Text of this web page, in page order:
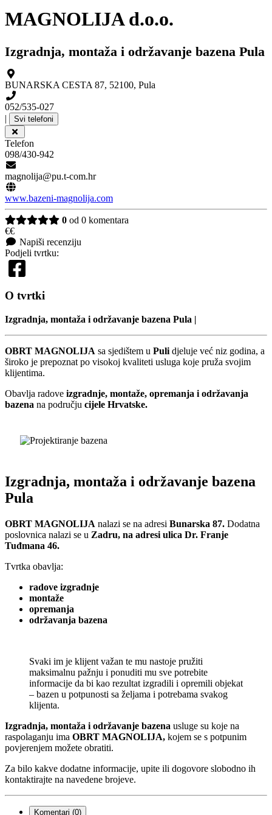
MAGNOLIJA d.o.o.
Izgradnja, montaža i održavanje bazena Pula
BUNARSKA CESTA 87, 52100, Pula
052/535-027
|
Svi telefoni
Telefon
098/430-942
magnolija@pu.t-com.hr
www.bazeni-magnolija.com
0 od 0 komentara
€€
Napiši recenziju
Podjeli tvrtku:
O tvrtki
Izgradnja, montaža i održavanje bazena Pula |
OBRT MAGNOLIJA sa sjedištem u Puli djeluje već niz godina, a
široko je prepoznat po visokoj kvaliteti usluga koje pruža svojim
klijentima.
Obavlja radove izgradnje, montaže, opremanja i održavanja
bazena na području cijele Hrvatske.
Izgradnja, montaža i održavanje bazena
Pula
OBRT MAGNOLIJA nalazi se na adresi Bunarska 87. Dodatna
poslovnica nalazi se u Zadru, na adresi ulica Dr. Franje
Tuđmana 46.
Tvrtka obavlja:
radove izgradnje
montaže
opremanja
održavanja bazena
Svaki im je klijent važan te mu nastoje pružiti
maksimalnu pažnju i ponuditi mu sve potrebite
informacije da bi kao rezultat izgradili i opremili objekat
– bazen u potpunosti sa željama i potrebama svakog
klijenta.
Izgradnja, montaža i održavanje bazena usluge su koje na
raspolaganju ima OBRT MAGNOLIJA, kojem se s potpunim
povjerenjem možete obratiti.
Za bilo kakve dodatne informacije, upite ili dogovore slobodno ih
kontaktirajte na navedene brojeve.
Komentari (0)